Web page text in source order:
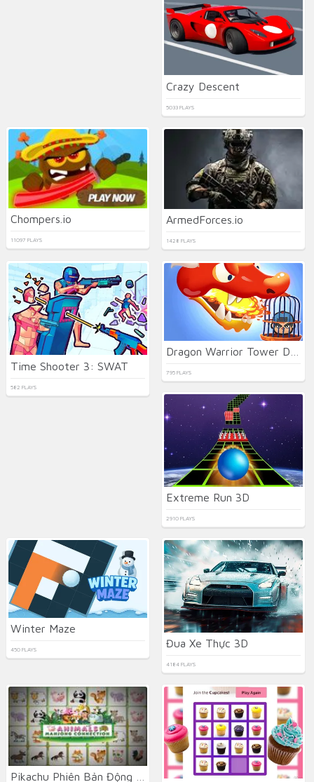
Crazy Descent
5033 PLAYS
Chompers.io
11097 PLAYS
ArmedForces.io
1428 PLAYS
Time Shooter 3: SWAT
582 PLAYS
795 PLAYS
Extreme Run 3D
2910 PLAYS
Winter Maze
450 PLAYS Đua Xe Thực 3D
4184 PLAYS